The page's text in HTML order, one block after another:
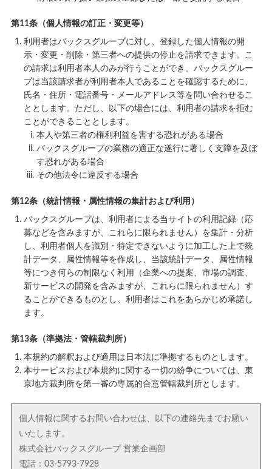
第11条（個人情報の訂正・変更等）
利用者はバックスグループに対し、登録した個人情報の開
示・変更・削除・第三者への提供の停止を請求できます。こ
の請求は利用者本人のみが行うことができ、バックスグルー
プは当該請求者が利用者本人であることを確認するために、
氏名・住所・電話番号・メールアドレス等を問い合わせるこ
ととします。ただし、以下の場合には、利用者の請求を拒む
ことができることとします。
本人や第三者の権利利益を害する恐れがある場合
バックスグループの業務の適正な遂行に著しく支障を及ぼ
す恐れがある場合
その他法令に違反する場合
第12条（統計情報・属性情報の集計および利用）
バックスグループは、利用者による当サイトの利用記録（応
募などを含みますが、これらに限られません）を集計・分析
し、利用者個人を識別・特定できないように加工した上で統
計データ、属性情報等を作成し、当該統計データ、属性情報
等につき何らの制限なく利用（企業への提案、市場の調査、
新サービスの開発を含みますが、これらに限られません）す
ることができるものとし、利用者はこれをあらかじめ承諾し
ます。
第13条（準拠法・管轄裁判所）
本規約の解釈および適用は日本法に準拠するものとします。
本サービスおよび本規約に関する一切の紛争については、東
京地方裁判所を第一審の専属的合意管轄裁判所とします。
個人情報に関するお問い合わせは、以下の連絡先までお願い
いたします。
株式会社バックスグループ 営業企画部
電話：03-5793-7928